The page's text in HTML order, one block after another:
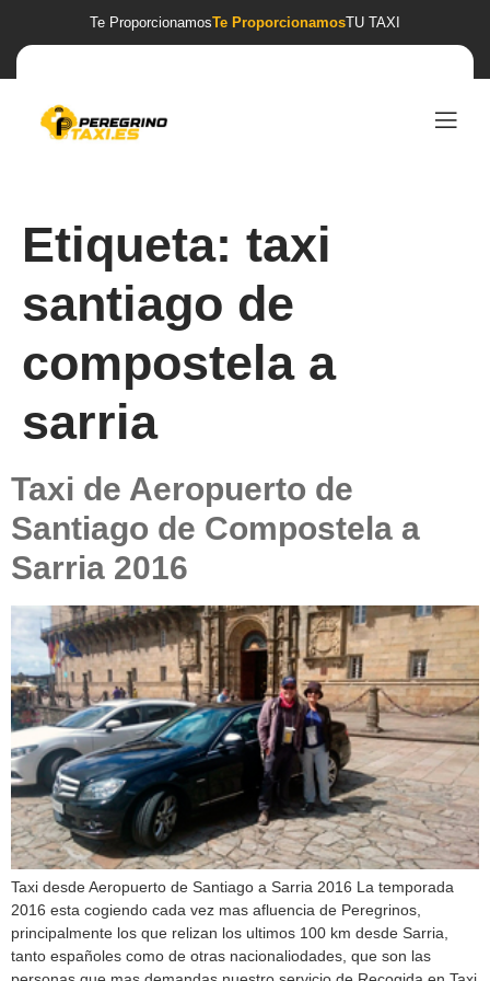
Te ProporcionamosTe ProporcionamosTU TAXI
Etiqueta: taxi
santiago de
compostela a
sarria
Taxi de Aeropuerto de
Santiago de Compostela a
Sarria 2016
Taxi desde Aeropuerto de Santiago a Sarria 2016 La temporada
2016 esta cogiendo cada vez mas afluencia de Peregrinos,
principalmente los que relizan los ultimos 100 km desde Sarria,
tanto españoles como de otras nacionaliodades, que son las